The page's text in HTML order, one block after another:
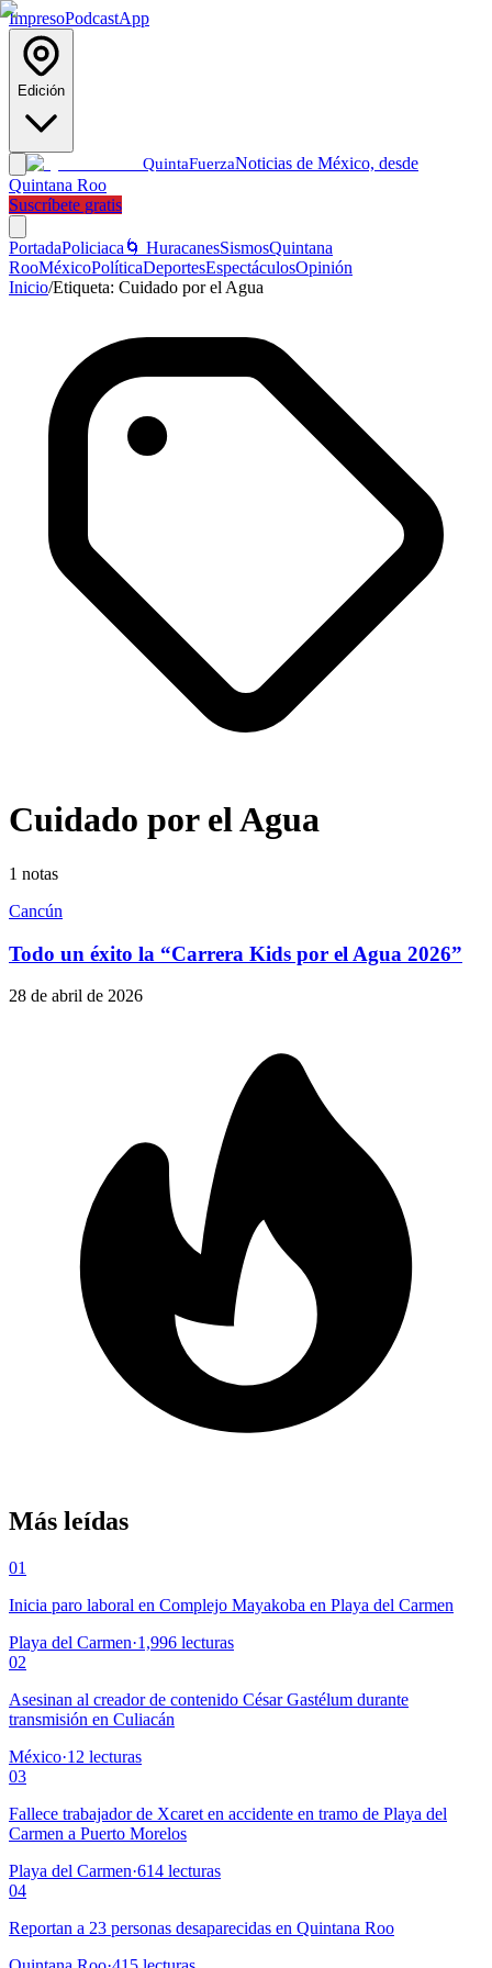
ImpresoPodcastApp
Edición
QuintaFuerzaNoticias de México, desde
Quintana Roo
Suscríbete gratis
PortadaPoliciaca 🌀 HuracanesSismosQuintana
RooMéxicoPolíticaDeportesEspectáculosOpinión
Inicio/Etiqueta: Cuidado por el Agua
Cuidado por el Agua
1 notas
Cancún
Todo un éxito la “Carrera Kids por el Agua 2026”
28 de abril de 2026
Más leídas
01
Inicia paro laboral en Complejo Mayakoba en Playa del Carmen
Playa del Carmen·1,996 lecturas
02
Asesinan al creador de contenido César Gastélum durante
transmisión en Culiacán
México·12 lecturas
03
Fallece trabajador de Xcaret en accidente en tramo de Playa del
Carmen a Puerto Morelos
Playa del Carmen·614 lecturas
04
Reportan a 23 personas desaparecidas en Quintana Roo